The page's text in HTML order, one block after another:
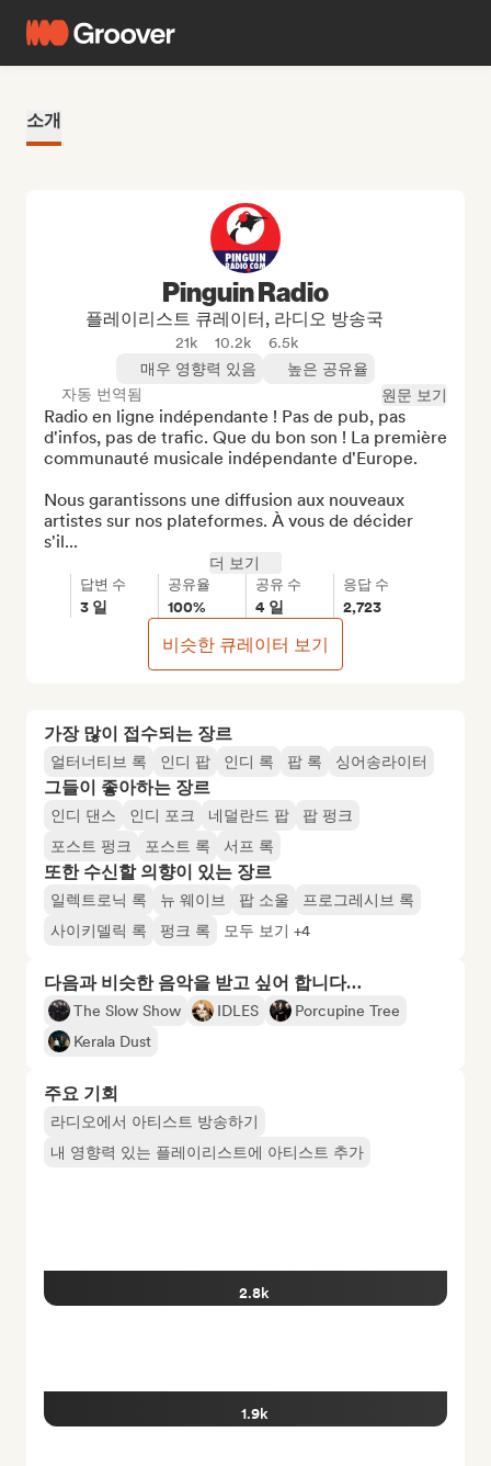
소개
가장 많이 접수되는 장르
얼터너티브 록 인디 팝 인디 록 팝 록 싱어송라이터
그들이 좋아하는 장르
인디 댄스 인디 포크 네덜란드 팝
팝 펑크
포스트 펑크
포스트 록 서프 록
또한 수신할 의향이 있는 장르
일렉트로닉 록 뉴 웨이브 팝 소울
프로그레시브 록
사이키델릭 록
펑크 록 모두 보기 +4
다음과 비슷한 음악을 받고 싶어 합니다…
The Slow Show IDLES
Porcupine Tree
Kerala Dust
주요 기회
라디오에서 아티스트 방송하기
내 영향력 있는 플레이리스트에 아티스트 추가
2.8k
1.9k
Pinguin Radio
플레이리스트 큐레이터, 라디오 방송국
21k 10.2k
6.5k
매우 영향력 있음
높은 공유율
자동 번역됨
원문 보기
Radio en ligne indépendante ! Pas de pub, pas
d'infos, pas de trafic. Que du bon son ! La première
communauté musicale indépendante d'Europe.
Nous garantissons une diffusion aux nouveaux
artistes sur nos plateformes. À vous de décider
s'il...
더 보기
답변 수
3 일
공유율
100%
공유 수
4 일
응답 수
2,723
비슷한 큐레이터 보기